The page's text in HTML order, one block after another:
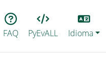
FAQ PyEvALL
Lang
Idioma